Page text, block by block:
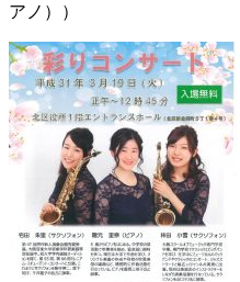
アノ））